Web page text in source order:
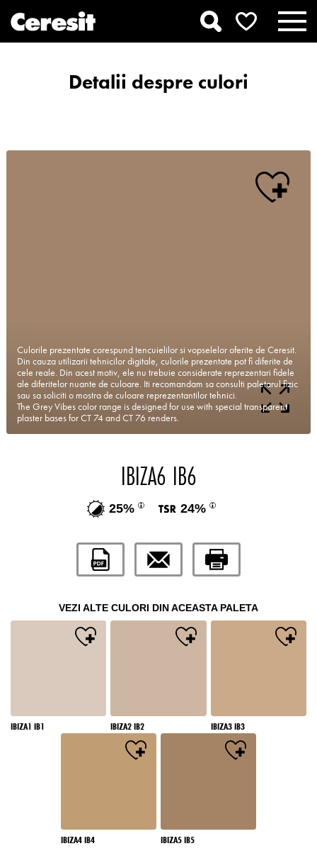
Detalii despre culori
Culorile prezentate corespund tencuielilor si vopselelor oferite de Ceresit.
Din cauza utilizarii tehnicilor digitale, culorile prezentate pot fi diferite de
cele reale. Din acest motiv, ele nu trebuie considerate reprezentari fidele
ale diferitelor nuante de culoare. Iti recomandam sa consulti paletarul fizic
sau sa soliciti o mostra de culoare reprezentantilor tehnici.
The Grey Vibes color range is designed for use with special transparent
plaster bases for CT 74 and CT 76 renders.
IBIZA6 IB6
25% 24%
VEZI ALTE CULORI DIN ACEASTA PALETA
IBIZA1 IB1 IBIZA2 IB2 IBIZA3 IB3
IBIZA4 IB4 IBIZA5 IB5